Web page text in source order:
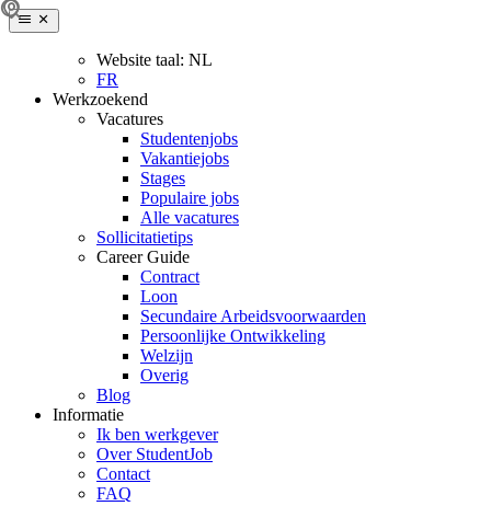
Website taal: NL
FR
Werkzoekend
Vacatures
Studentenjobs
Vakantiejobs
Stages
Populaire jobs
Alle vacatures
Sollicitatietips
Career Guide
Contract
Loon
Secundaire Arbeidsvoorwaarden
Persoonlijke Ontwikkeling
Welzijn
Overig
Blog
Informatie
Ik ben werkgever
Over StudentJob
Contact
FAQ